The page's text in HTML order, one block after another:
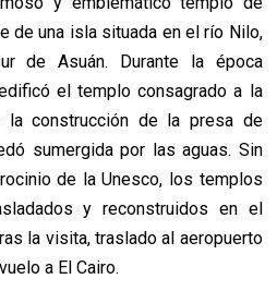
de una isla situada en el río Nilo,
de Asuán. Durante la época
el templo consagrado a la
la construcción de la presa de
sumergida por las aguas. Sin
de la Unesco, los templos
y reconstruidos en el
la visita, traslado al aeropuerto
a El Cairo.